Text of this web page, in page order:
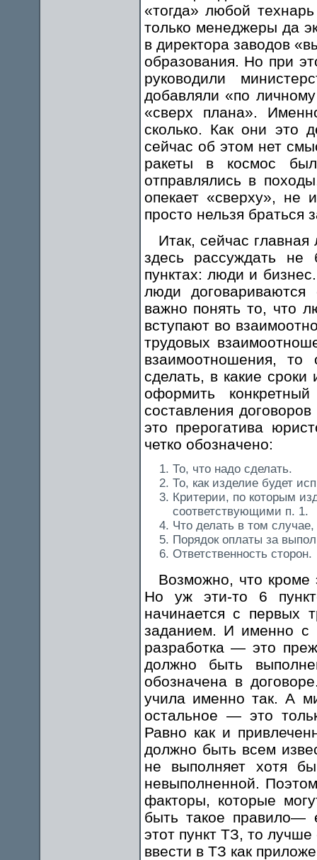
«тогда» любой
только менеджеры да
в директора заводов
образования. Но при
руководили
добавляли «по
«сверх плана».
сколько. Как они это
сейчас об этом нет
ракеты в космос
отправлялись в
опекает «сверху», не
просто нельзя браться
Итак, сейчас
здесь рассуждать не
пунктах: люди и
люди договариваются
важно понять то, что
вступают во
трудовых
взаимоотношения,
сделать, в какие сроки
оформить
составления
это прерогатива
четко обозначено:
То, что надо сделать.
То, как изделие будет
Критерии, по которым
соответствующими п. 1.
Что делать в том
Порядок оплаты за
Ответственность сторон.
Возможно, что кроме
Но уж эти-то 6
начинается с первых
заданием. И именно с
разработка — это
должно быть
обозначена в
учила именно так. А
остальное — это
Равно как и
должно быть всем
не выполняет хотя
невыполненной.
факторы, которые
быть такое правило—
этот пункт ТЗ, то
ввести в ТЗ как